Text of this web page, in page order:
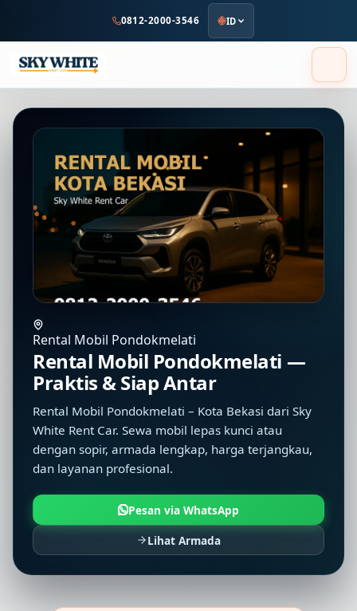
utama
0812-2000-3546 ID
Rental Mobil Pondokmelati
Rental Mobil Pondokmelati —
Praktis & Siap Antar
Rental Mobil Pondokmelati – Kota Bekasi dari Sky
White Rent Car. Sewa mobil lepas kunci atau
dengan sopir, armada lengkap, harga terjangkau,
dan layanan profesional.
Pesan via WhatsApp
Lihat Armada